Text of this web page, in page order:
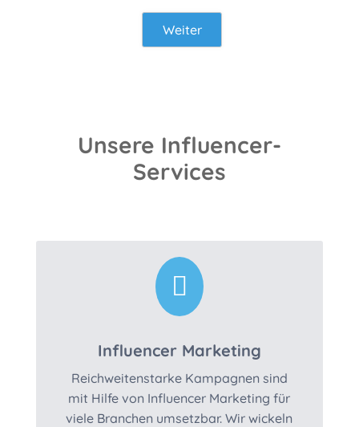
Weiter
Unsere Influencer-
Services

Influencer Marketing
Reichweitenstarke Kampagnen sind
mit Hilfe von Influencer Marketing für
viele Branchen umsetzbar. Wir wickeln